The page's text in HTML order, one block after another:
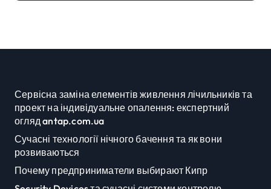
Сервісна заміна елементів живлення лічильників та
проект на індивідуальне опалення: експертний
огляд antap.com.ua
Сучасні технології нічного бачення та як вони
розвиваються
Почему предприниматели выбирают Кипр